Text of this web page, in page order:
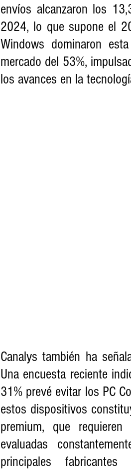
envíos alcanzaron los
2024, lo que supone el
Windows dominaron
mercado del 53%,
los avances en la
Canalys también ha
Una encuesta reciente
31% prevé evitar los PC
estos dispositivos
premium, que
evaluadas
principales